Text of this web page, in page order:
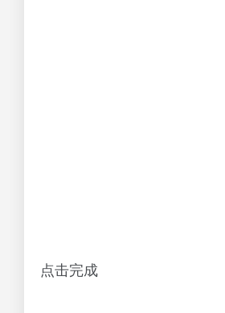
点击完成